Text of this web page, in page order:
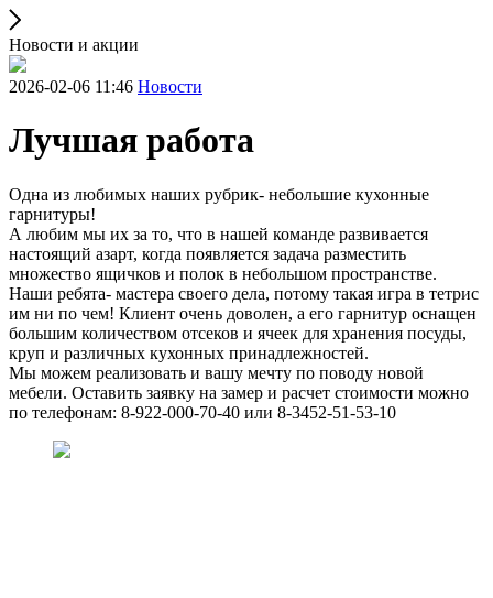
Новости и акции
2026-02-06 11:46 Новости
Лучшая работа
Одна из любимых наших рубрик- небольшие кухонные
гарнитуры!
А любим мы их за то, что в нашей команде развивается
настоящий азарт, когда появляется задача разместить
множество ящичков и полок в небольшом пространстве.
Наши ребята- мастера своего дела, потому такая игра в тетрис
им ни по чем! Клиент очень доволен, а его гарнитур оснащен
большим количеством отсеков и ячеек для хранения посуды,
круп и различных кухонных принадлежностей.
Мы можем реализовать и вашу мечту по поводу новой
мебели. Оставить заявку на замер и расчет стоимости можно
по телефонам: 8-922-000-70-40 или 8-3452-51-53-10